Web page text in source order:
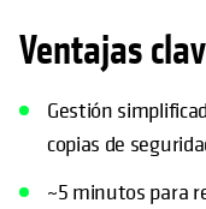
Ventajas
Gestión
copias de
~5 minutos para